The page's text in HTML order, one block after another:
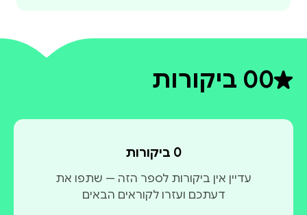
0דירוג ממוצע 0 מתוך 5
0 ביקורות
0 ביקורות
עדיין אין ביקורות לספר הזה — שתפו את
דעתכם ועזרו לקוראים הבאים